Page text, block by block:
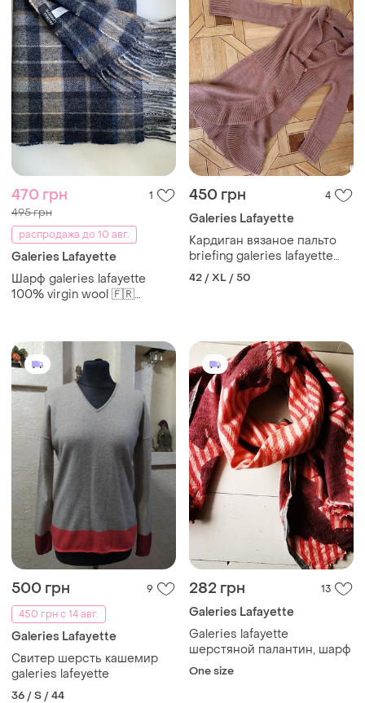
470 грн 1
495 грн
распродажа до 10 авг.
Galeries Lafayette
Шарф galeries lafayette
100% virgin wool 🇫🇷
450 грн 4
Galeries Lafayette
Кардиган вязаное пальто
briefing galeries lafayette
размер 3 пудра 50-58
42 / XL / 50
500 грн
9
450 грн с 14 авг.
Galeries Lafayette
Свитер шерсть кашемир
galeries lafeyette
36 / S / 44
282 грн 13
Galeries Lafayette
Galeries lafayette
шерстяной палантин, шарф
One size